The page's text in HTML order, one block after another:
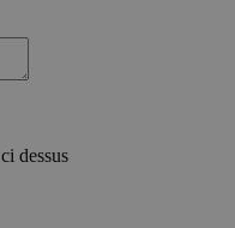
dessus